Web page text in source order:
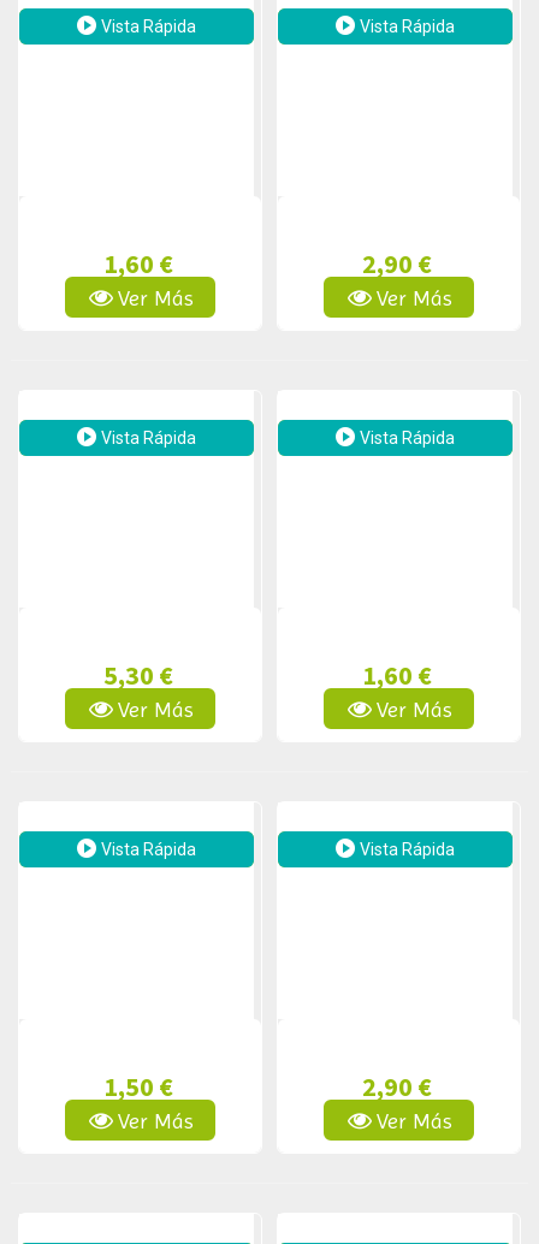
Vista Rápida
1,60 €
Ver Más
Vista Rápida
2,90 €
Ver Más
Vista Rápida
5,30 €
Ver Más
Vista Rápida
1,60 €
Ver Más
Vista Rápida
1,50 €
Ver Más
Vista Rápida
2,90 €
Ver Más